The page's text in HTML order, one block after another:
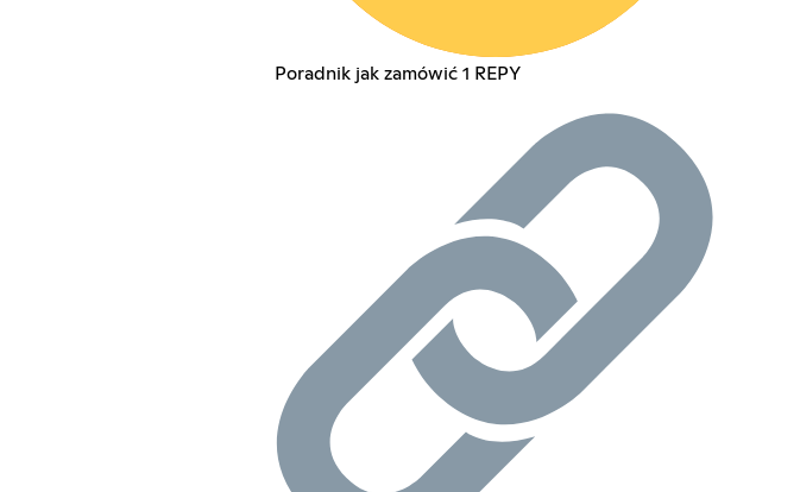
Poradnik jak zamówić 1 REPY